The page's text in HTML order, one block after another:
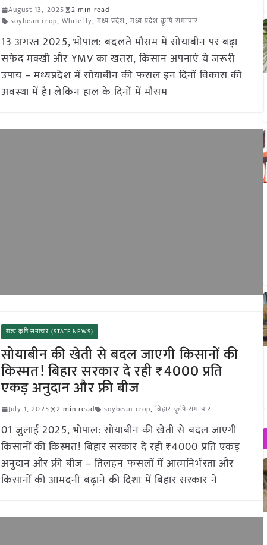
August 13, 2025
2 min read
soybean crop, Whitefly, मध्य प्रदेश, मध्य प्रदेश कृषि समाचार
13 अगस्त 2025, भोपाल: बदलते मौसम में सोयाबीन पर बढ़ा
सफेद मक्खी और YMV का खतरा, किसान अपनाएं ये जरूरी
उपाय – मध्यप्रदेश में सोयाबीन की फसल इन दिनों विकास की
अवस्था में है। लेकिन हाल के दिनों में मौसम
राज्य कृषि समाचार (STATE NEWS)
सोयाबीन की खेती से बदल जाएगी किसानों की
किस्मत! बिहार सरकार दे रही ₹4000 प्रति
एकड़ अनुदान और फ्री बीज
July 1, 2025 2 min read soybean crop,बिहार कृषि समाचार
01 जुलाई 2025, भोपाल: सोयाबीन की खेती से बदल जाएगी
किसानों की किस्मत! बिहार सरकार दे रही ₹4000 प्रति एकड़
अनुदान और फ्री बीज – तिलहन फसलों में आत्मनिर्भरता और
किसानों की आमदनी बढ़ाने की दिशा में बिहार सरकार ने